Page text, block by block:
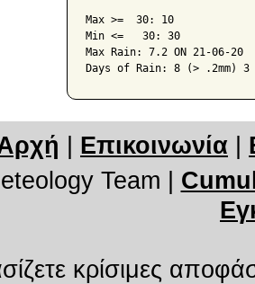
Max >=  30: 10
Min <=   30: 30
Max Rain: 7.2 ON 21-06-20
Days of Rain: 8 (> .2mm) 3
Επικοινωνία
Team
κρίσιμες